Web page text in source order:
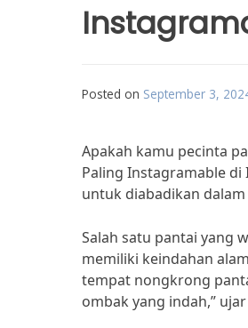
Posted on September 3,
Apakah kamu pecinta
Paling Instagramable
untuk diabadikan
Salah satu pantai yang
memiliki keindahan
tempat nongkrong
ombak yang indah,”